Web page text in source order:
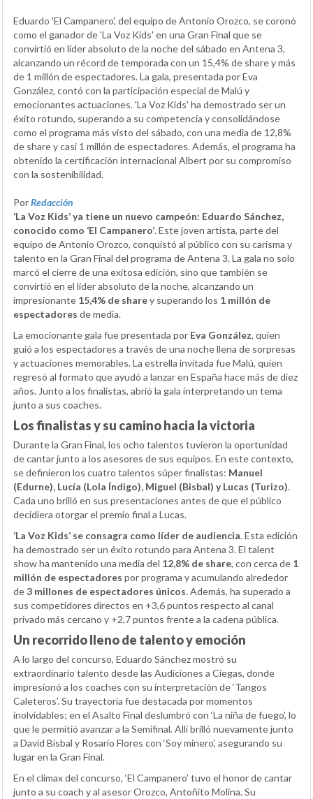
Eduardo 'El Campanero', del equipo de Antonio Orozco, se coronó
como el ganador de 'La Voz Kids' en una Gran Final que se
convirtió en líder absoluto de la noche del sábado en Antena 3,
alcanzando un récord de temporada con un 15,4% de share y más
de 1 millón de espectadores. La gala, presentada por Eva
González, contó con la participación especial de Malú y
emocionantes actuaciones. 'La Voz Kids' ha demostrado ser un
éxito rotundo, superando a su competencia y consolidándose
como el programa más visto del sábado, con una media de 12,8%
de share y casi 1 millón de espectadores. Además, el programa ha
obtenido la certificación internacional Albert por su compromiso
con la sostenibilidad.
PorRedacción
‘La Voz Kids’ ya tiene un nuevo campeón: Eduardo Sánchez,
conocido como ‘El Campanero’. Este joven artista, parte del
equipo de Antonio Orozco, conquistó al público con su carisma y
talento en la Gran Final del programa de Antena 3. La gala no solo
marcó el cierre de una exitosa edición, sino que también se
convirtió en el líder absoluto de la noche, alcanzando un
impresionante 15,4% de sharey superando los 1 millón de
espectadores de media.
La emocionante gala fue presentada por Eva González, quien
guió a los espectadores a través de una noche llena de sorpresas
y actuaciones memorables. La estrella invitada fue Malú, quien
regresó al formato que ayudó a lanzar en España hace más de diez
años. Junto a los finalistas, abrió la gala interpretando un tema
junto a sus coaches.
Los finalistas y su camino hacia la victoria
Durante la Gran Final, los ocho talentos tuvieron la oportunidad
de cantar junto a los asesores de sus equipos. En este contexto,
se definieron los cuatro talentos súper finalistas: Manuel
(Edurne), Lucía (Lola Índigo), Miguel (Bisbal) y Lucas (Turizo).
Cada uno brilló en sus presentaciones antes de que el público
decidiera otorgar el premio final a Lucas.
‘La Voz Kids’ se consagra como líder de audiencia. Esta edición
ha demostrado ser un éxito rotundo para Antena 3. El talent
show ha mantenido una media del 12,8% de share, con cerca de 1
millón de espectadores por programa y acumulando alrededor
de3 millones de espectadores únicos. Además, ha superado a
sus competidores directos en +3,6 puntos respecto al canal
privado más cercano y +2,7 puntos frente a la cadena pública.
Un recorrido lleno de talento y emoción
A lo largo del concurso, Eduardo Sánchez mostró su
extraordinario talento desde las Audiciones a Ciegas, donde
impresionó a los coaches con su interpretación de ‘Tangos
Caleteros’. Su trayectoria fue destacada por momentos
inolvidables; en el Asalto Final deslumbró con ‘La niña de fuego’, lo
que le permitió avanzar a la Semifinal. Allí brilló nuevamente junto
a David Bisbal y Rosario Flores con ‘Soy minero’, asegurando su
lugar en la Gran Final.
En el clímax del concurso, ‘El Campanero’ tuvo el honor de cantar
junto a su coach y al asesor Orozco, Antoñito Molina. Su